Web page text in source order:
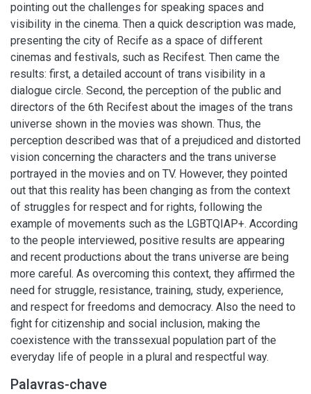
pointing out the challenges for speaking spaces and
visibility in the cinema. Then a quick description was made,
presenting the city of Recife as a space of different
cinemas and festivals, such as Recifest. Then came the
results: first, a detailed account of trans visibility in a
dialogue circle. Second, the perception of the public and
directors of the 6th Recifest about the images of the trans
universe shown in the movies was shown. Thus, the
perception described was that of a prejudiced and distorted
vision concerning the characters and the trans universe
portrayed in the movies and on TV. However, they pointed
out that this reality has been changing as from the context
of struggles for respect and for rights, following the
example of movements such as the LGBTQIAP+. According
to the people interviewed, positive results are appearing
and recent productions about the trans universe are being
more careful. As overcoming this context, they affirmed the
need for struggle, resistance, training, study, experience,
and respect for freedoms and democracy. Also the need to
fight for citizenship and social inclusion, making the
coexistence with the transsexual population part of the
everyday life of people in a plural and respectful way.
Palavras-chave